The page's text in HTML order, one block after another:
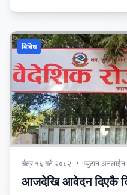
बिबिध
चैत्र १६ गते २०८२ • प्युठान अनलाईन
आजदेखि आवेदन दिएकै